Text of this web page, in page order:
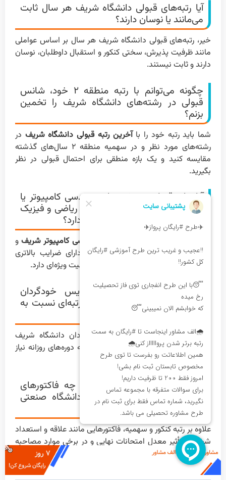
آیا رتبه‌های قبولی دانشگاه شریف هر سال ثابت
می‌مانند یا نوسان دارند؟
خیر، رتبه‌های قبولی دانشگاه شریف هر سال بر اساس عواملی
مانند ظرفیت پذیرش، سختی کنکور و استقبال داوطلبان، نوسان
دارند و ثابت نیستند.
چگونه می‌توانم با رتبه منطقه ۲ خود، شانس
قبولی در رشته‌های دانشگاه شریف را تخمین
بزنم؟
شما باید رتبه خود را باآخرین رتبه قبولی دانشگاه شریف در
رشته‌های مورد نظر و در سهمیه منطقه ۲ سال‌های گذشته
مقایسه کنید و یک بازه منطقی برای احتمال قبولی در نظر
بگیرید.
آیا برای قبولی در رشته‌های مهندسی کامپیوتر یا
برق دانشگاه شریف، درصد دروس ریاضی و فیزیک
اهمیت بیشتری نسبت به شیمی دارد؟
مهندسی کامپیوتر شریفو
مهندسی برق، دروس ریاضی و فیزیک دارای ضرایب بالاتری
هستند و کسب درصدهای بالا در آن‌ها اهمیت ویژه‌ای دارد.
برای قبولی در رشته‌های پردیس خودگردان
دانشگاه شریف، به چه محدوده رتبه‌ای نسبت به
دوره‌های روزانه نیاز داریم؟
برای قبولی در رشته‌های پردیس خودگردان دانشگاه شریف
معمولاً به رتبه‌های کمی پایین‌تر نسبت به دوره‌های روزانه نیاز
است؛ اما این دوره‌ها شهریه‌پرداز هستند.
علاوه بر رتبه کنکور و سهمیه، چه فاکتورهای
دیگری برای پذیرش نهایی در دانشگاه صنعتی
شریف مد نظر قرار می‌گیرد؟
علاوه بر رتبه کنکور و سهمیه، فاکتورهایی مانند علاقه و استعداد
شخصی، تأثیر معدل امتحانات نهایی و در برخی موارد مصاحبه
(برای برخی رشته‌های خاص یا دوره‌های خاص) نیز مد نظر قرار
می‌گیرد.